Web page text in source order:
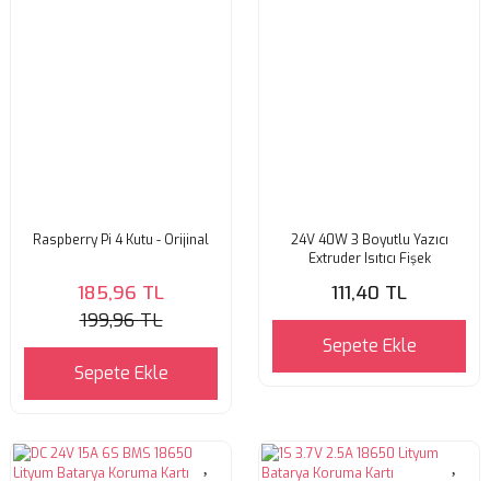
Raspberry Pi 4 Kutu - Orijinal
185,96 TL
199,96 TL
Sepete Ekle
24V 40W 3 Boyutlu Yazıcı
Extruder Isıtıcı Fişek
111,40 TL
Sepete Ekle